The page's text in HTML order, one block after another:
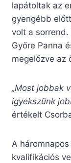
lapátoltak az
gyengébb
volt a sorrend.
Győre Panna
megelőzve az
„Most jobbak
igyekszünk
értékelt
A
kvalifikációs